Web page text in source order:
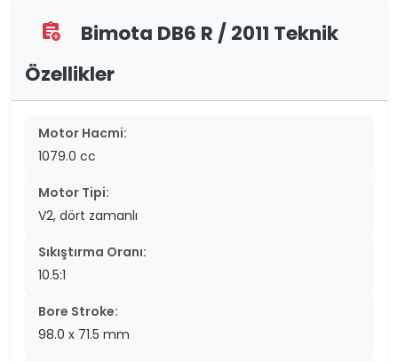
assignment_add
Bimota DB6 R / 2011 Teknik
Özellikler
Motor Hacmi:
1079.0 cc
Motor Tipi:
V2, dört zamanlı
Sıkıştırma Oranı:
10.5:1
Bore Stroke:
98.0 x 71.5 mm